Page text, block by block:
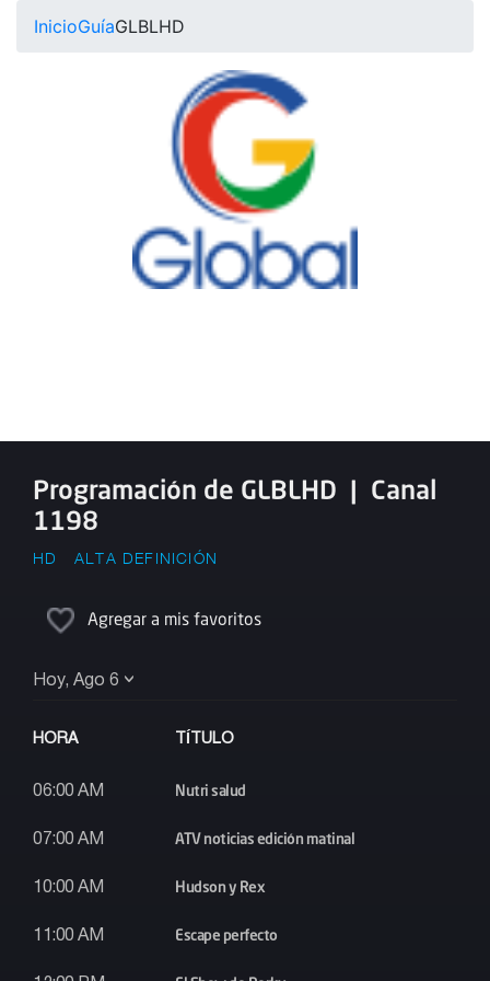
InicioGuíaGLBLHD
Programación de GLBLHD | Canal
1198
HD ALTA DEFINICIÓN
Agregar a mis favoritos
Hoy, Ago 6
HORA TÍTULO
06:00 AM Nutri salud
07:00 AM ATV noticias edición matinal
10:00 AM Hudson y Rex
11:00 AM Escape perfecto